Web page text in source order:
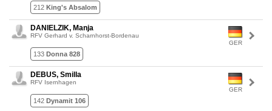
212 King's Absalom
GER
DANIELZIK, Manja
RFV Gerhard v. Scharnhorst-Bordenau
133 Donna 828
GER
DEBUS, Smilla
RFV Isernhagen
142 Dynamit 106